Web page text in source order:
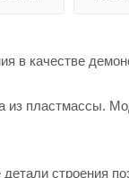
в качестве
из пластмассы.
строения